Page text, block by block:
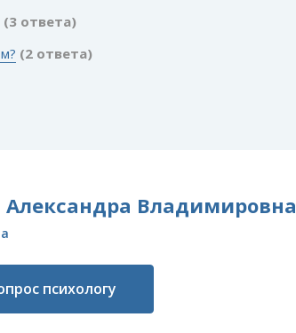
(3 ответа)
(2 ответа)
Владимировна
психологу